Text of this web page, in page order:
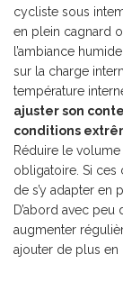
cycliste sous
en plein cagnard
l’ambiance
sur la charge
température
ajuster son
conditions
Réduire le
obligatoire. Si ces
de s’y adapter en
D’abord avec peu
augmenter
ajouter de plus en